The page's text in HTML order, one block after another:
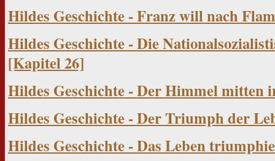
Hildes Geschichte - Franz will nach
Hildes Geschichte - Die
[Kapitel 26]
Hildes Geschichte - Der Himmel mitten
Hildes Geschichte - Der Triumph der
Hildes Geschichte - Das Leben